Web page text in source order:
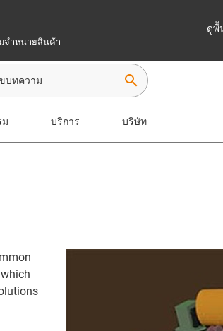
จำหน่ายสินค้า
ดูพื้
search
ม บริการ บริษัท